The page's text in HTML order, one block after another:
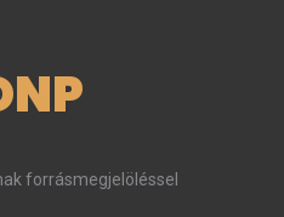
forrásmegjelöléssel